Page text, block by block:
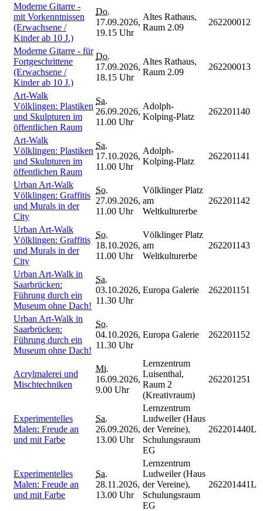
Moderne Gitarre -
mit Vorkenntnissen
(Erwachsene /
Kinder ab 10 J.)
Do.
17.09.2026,
19.15 Uhr
Altes Rathaus,
Raum 2.09
262200012
Moderne Gitarre - für
Fortgeschrittene
(Erwachsene /
Kinder ab 10 J.)
Do.
17.09.2026,
18.15 Uhr
Altes Rathaus,
Raum 2.09
262200013
Art-Walk
Völklingen: Plastiken
und Skulpturen im
öffentlichen Raum
Sa.
26.09.2026,
11.00 Uhr
Adolph-
Kolping-Platz
262201140
Art-Walk
Völklingen: Plastiken
und Skulpturen im
öffentlichen Raum
Sa.
17.10.2026,
11.00 Uhr
Adolph-
Kolping-Platz
262201141
Urban Art-Walk
Völklingen: Graffitis
und Murals in der
City
So.
27.09.2026,
11.00 Uhr
Völklinger Platz
am
Weltkulturerbe
262201142
Urban Art-Walk
Völklingen: Graffitis
und Murals in der
City
So.
18.10.2026,
11.00 Uhr
Völklinger Platz
am
Weltkulturerbe
262201143
Urban Art-Walk in
Saarbrücken:
Führung durch ein
Museum ohne Dach!
Sa.
03.10.2026,
11.30 Uhr
Europa Galerie 262201151
Urban Art-Walk in
Saarbrücken:
Führung durch ein
Museum ohne Dach!
So.
04.10.2026,
11.30 Uhr
Europa Galerie 262201152
Acrylmalerei und
Mischtechniken
Mi.
16.09.2026,
9.00 Uhr
Lernzentrum
Luisenthal,
Raum 2
(Kreativraum)
262201251
Experimentelles
Malen: Freude an
und mit Farbe
Sa.
26.09.2026,
13.00 Uhr
Lernzentrum
Ludweiler (Haus
der Vereine),
Schulungsraum
EG
262201440L
Experimentelles
Malen: Freude an
und mit Farbe
Sa.
28.11.2026,
13.00 Uhr
Lernzentrum
Ludweiler (Haus
der Vereine),
Schulungsraum
EG
262201441L